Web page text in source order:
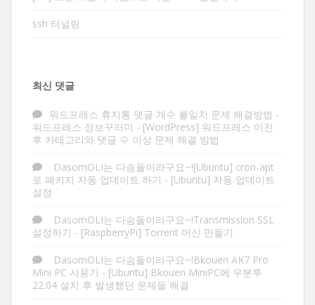
ssh 터널링
최신 댓글
워드프레스 휴지통 댓글 개수 불일치 문제 해결방법 -
워드프레스 정보꾸러미 - [WordPress] 워드프레스 이전
후 카테고리와 댓글 수 이상 문제 해결 방법
DasomOLI는 다솜돌이라구요~![Ubuntu] cron-apt
로 패키지 자동 업데이트 하기 - [Ubuntu] 자동 업데이트
설정
DasomOLI는 다솜돌이라구요~!Transmission SSL
설정하기 - [RaspberryPi] Torrent 머신 만들기
DasomOLI는 다솜돌이라구요~!Bkouen AK7 Pro
Mini PC 사용기 - [Ubuntu] Bkouen MiniPC에 우분투
22.04 설치 후 발생했던 문제들 해결